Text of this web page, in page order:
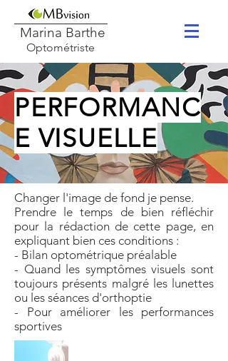
Marina Barthe
Optométriste
PERFORMANC
E VISUELLE
Changer l'image de fond je pense.
Prendre le temps de bien réfléchir
pour la rédaction de cette page, en
expliquant bien ces conditions :
- Bilan optométrique préalable
- Quand les symptômes visuels sont
toujours présents malgré les lunettes
ou les séances d'orthoptie
- Pour améliorer les performances
sportives